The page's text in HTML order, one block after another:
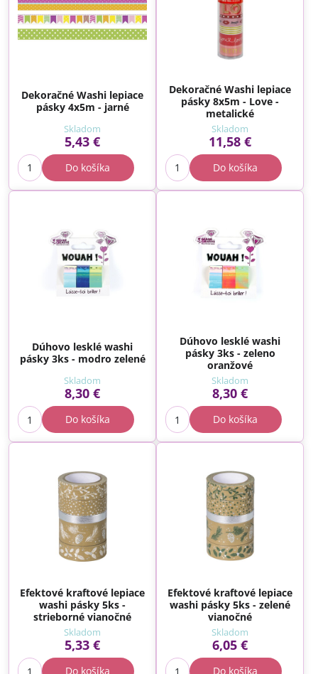
Dekoračné Washi lepiace
pásky 4x5m - jarné
Skladom
5,43 €
Do košíka
Dekoračné Washi lepiace
pásky 8x5m - Love -
metalické
Skladom
11,58 €
Do košíka
Dúhovo lesklé washi
pásky 3ks - modro zelené
Skladom
8,30 €
Do košíka
Dúhovo lesklé washi
pásky 3ks - zeleno
oranžové
Skladom
8,30 €
Do košíka
Efektové kraftové lepiace
washi pásky 5ks -
strieborné vianočné
Skladom
5,33 €
Do košíka
Efektové kraftové lepiace
washi pásky 5ks - zelené
vianočné
Skladom
6,05 €
Do košíka